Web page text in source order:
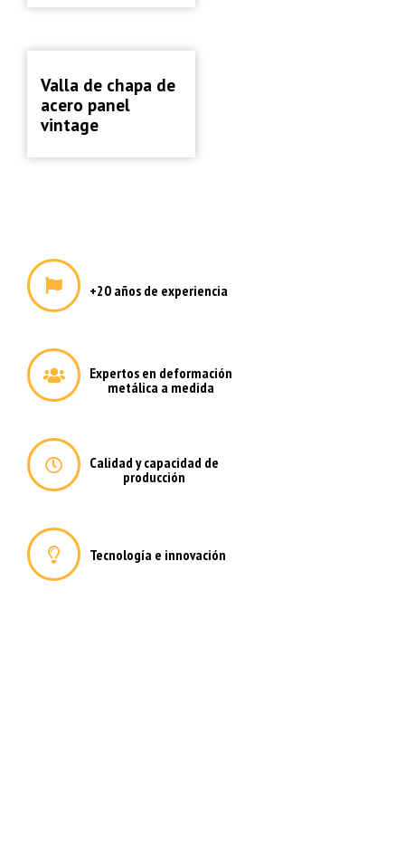
Vallas de acero
Valla de chapa de
acero panel
vintage
+20 años de experiencia
Expertos en deformación
metálica a medida
Calidad y capacidad de
producción
Tecnología e innovación